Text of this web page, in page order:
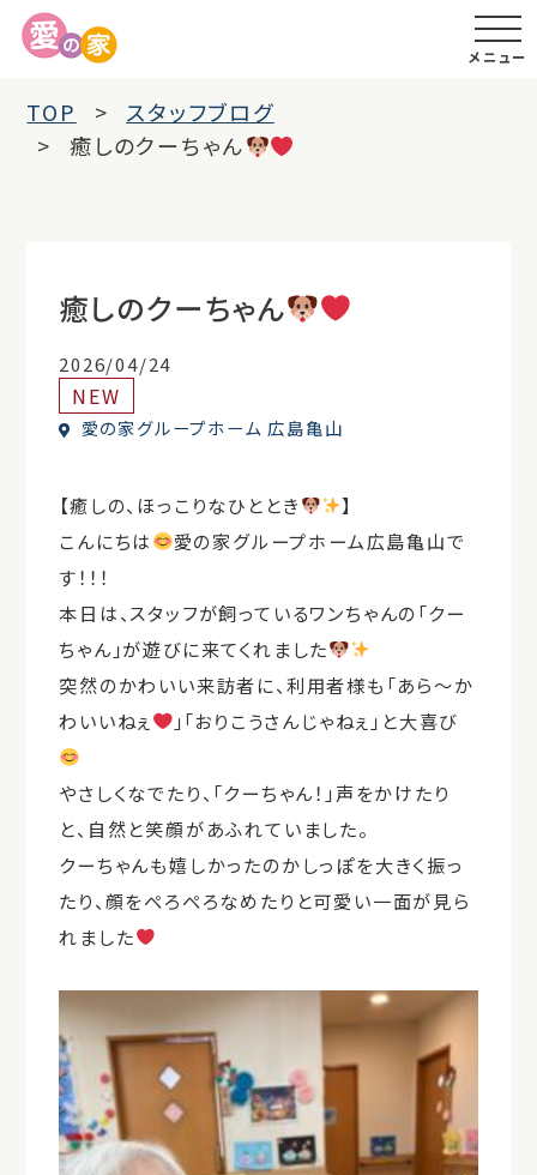
メニュー
TOP
スタッフブログ
癒しのクーちゃん
癒しのクーちゃん
2026/04/24
NEW
愛の家グループホーム 広島亀山
【癒しの、ほっこりなひととき
】
こんにちは
愛の家グループホーム広島亀山で
す！！！
本日は、スタッフが飼っているワンちゃんの「クー
ちゃん」が遊びに来てくれました
突然のかわいい来訪者に、利用者様も「あら～か
わいいねぇ
」「おりこうさんじゃねぇ」と大喜び
やさしくなでたり、「クーちゃん！」声をかけたり
と、自然と笑顔があふれていました。
クーちゃんも嬉しかったのかしっぽを大きく振っ
たり、顔をぺろぺろなめたりと可愛い一面が見ら
れました